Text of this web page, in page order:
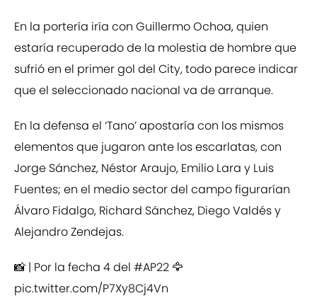
En la portería iría con Guillermo Ochoa, quien
estaría recuperado de la molestia de hombre que
sufrió en el primer gol del City, todo parece indicar
que el seleccionado nacional va de arranque.
En la defensa el ‘Tano’ apostaría con los mismos
elementos que jugaron ante los escarlatas, con
Jorge Sánchez, Néstor Araujo, Emilio Lara y Luis
Fuentes; en el medio sector del campo figurarían
Álvaro Fidalgo, Richard Sánchez, Diego Valdés y
Alejandro Zendejas.
📸 | Por la fecha 4 del #AP22 🦅
pic.twitter.com/P7Xy8Cj4Vn